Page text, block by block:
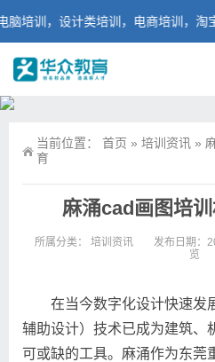
，设计类培训，电商培训，淘宝电
当前位置： 首页 » 培训资讯 »
育
麻涌cad画图培
所属分类： 培训资讯 发布日期：
览
在当今数字化设计快速发
辅助设计）技术已成为建筑、
可或缺的工具。麻涌作为东莞